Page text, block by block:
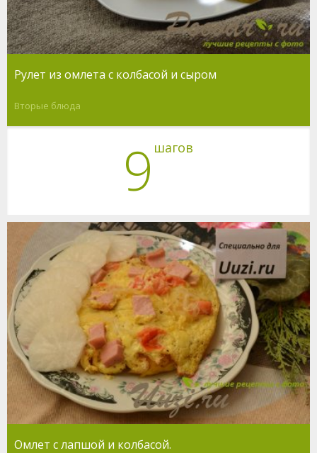
Рулет из омлета с колбасой и сыром
Вторые блюда
9 шагов
Омлет с лапшой и колбасой.